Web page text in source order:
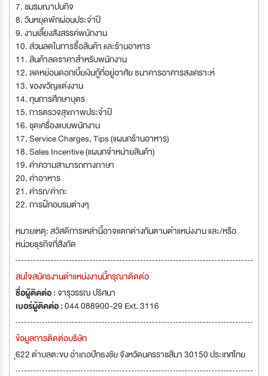
7. ชมรมฌาปนกิจ
8. วันหยุดพักผ่อนประจำปี
9. งานเลี้ยงสังสรรค์พนักงาน
10. ส่วนลดในการซื้อสินค้า และร้านอาหาร
11. สินค้าลดราคาสำหรับพนักงาน
12. ลดหย่อนดอกเบี้ยเงินกู้ที่อยู่อาศัย ธนาคารอาคารสงเคราะห์
13. ของขวัญแต่งงาน
14. ทุนการศึกษาบุตร
15. การตรวจสุขภาพประจำปี
16. ชุดเครื่องแบบพนักงาน
17. Service Charges, Tips (แผนกร้านอาหาร)
18. Sales Incentive (แผนกจำหน่ายสินค้า)
19. ค่าความสามารถทางภาษา
20. ค่าอาหาร
21. ค่ารถ/ค่ากะ
22. การฝึกอบรมต่างๆ
หมายเหตุ: สวัสดิการเหล่านี้อาจแตกต่างกันตามตำแหน่งงาน และ/หรือ
หน่วยธุรกิจที่สังกัด
สนใจสมัครงานตำแหน่งงานนี้กรุณาติดต่อ
ชื่อผู้ติดต่อ :จารุวรรณ ปริศนา
เบอร์ผู้ติดต่อ :044 088900-29 Ext. 3116
ข้อมูลการติดต่อบริษัท
ุ622 ตำบลตะขบ อำเภอปักธงชัย จังหวัดนครราชสีมา 30150 ประเทศไทย